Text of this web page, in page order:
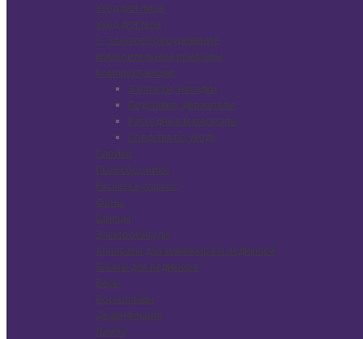
Уход для лица
Уход для тела
+- Электрооборудование
Измерительные приборы
Комплектующие
Запчасти, насадки
Подставки, держатели
Расходные материалы
Средства по уходу
Плойки
Пылесборники
Расческа-утюжок
Фены
Щипцы
Электробигуди
Аппараты для маникюра и педикюра
Ванны для педикюра
Весы
Воскоплавы
Дезинфекция
Лампа